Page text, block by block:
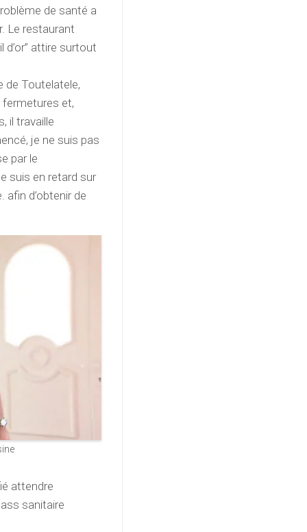
de santé a
Le restaurant
d’or” attire surtout
de Toutelatele,
et,
il travaille
je ne suis pas
par le
suis en retard sur
d’obtenir de
attendre
sanitaire